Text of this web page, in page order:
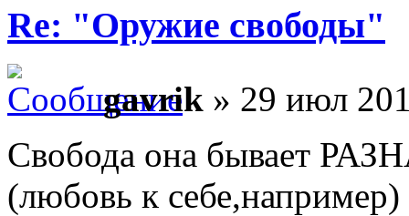
Re: "Оружие свободы"
gavrik » 29 июл
Свобода она бывает
(любовь к